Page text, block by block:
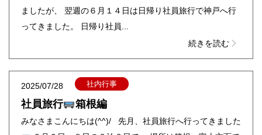
ましたが、 翌週の６月１４日は日帰り社員旅行で神戸へ行
ってきました。 日帰り社員...
続きを読む
2025/07/28 社内行事
社員旅行 箱根編
みなさまこんにちは(^^)/ 先月、社員旅行へ行ってきました